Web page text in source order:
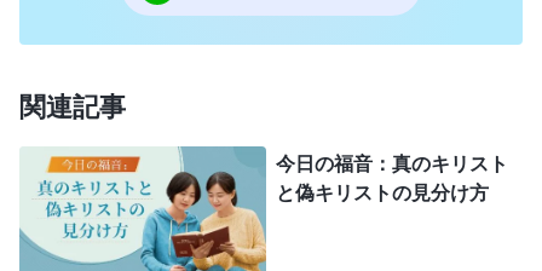
する者たちを求めておられるからである。」（ヨハ
ネによる福音書 4:21、23)主イエス様の言葉から、
イエス様は私たちが形にばかりこだわったり行事に
様を礼拝することを望んでおられることが分かりま
す。昔、パリサイ人や祭司長、律法学者たちは神殿
での様々な儀式や規則ばかりにこだわっていまし
関連記事
今日の福音：真のキリスト
と偽キリストの見分け方